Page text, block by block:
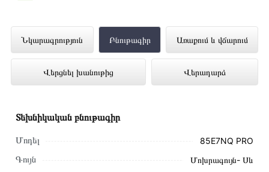
Նկարագրություն Բնութագիր Առաքում և վճարում
Վերցնել խանութից Վերադարձ
Հեռուստացույց HISENSE 85E7NQ PRO
ներկայացված է Technomix առցանց
խանութում լավագույն գնով 779 000 դրամ
Տեխնիկական բնութագիր
Մոդել 85E7NQ PRO
Գույն Մոխրագույն- Սև